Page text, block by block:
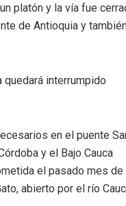
platón y la vía fue
de Antioquia y
quedará interrumpido
en el puente
y el Bajo Cauca
el pasado mes de
abierto por el río